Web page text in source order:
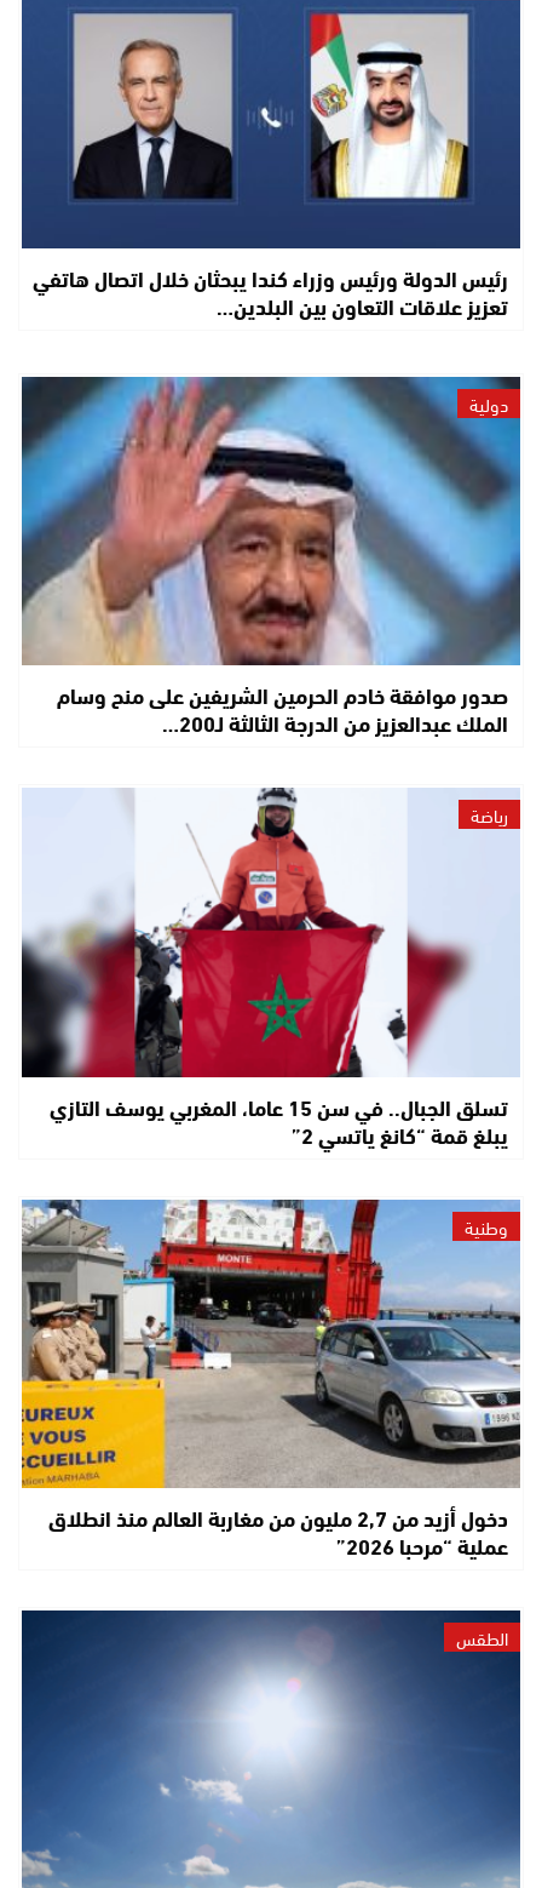
رئيس الدولة ورئيس وزراء كندا يبحثان خلال اتصال هاتفي
تعزيز علاقات التعاون بين البلدين…
دولية
صدور موافقة خادم الحرمين الشريفين على منح وسام
الملك عبدالعزيز من الدرجة الثالثة لـ200…
رياضة
تسلق الجبال.. في سن 15 عاما، المغربي يوسف التازي
يبلغ قمة “كانغ ياتسي 2”
وطنية
دخول أزيد من 2,7 مليون من مغاربة العالم منذ انطلاق
عملية “مرحبا 2026”
الطقس